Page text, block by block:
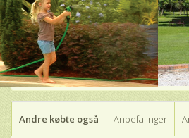
Andre købte også Anbefalinger